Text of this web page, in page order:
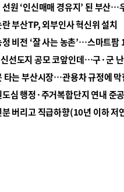
원 ‘인신매매 경유지’ 된 부산…
부산TP, 외부인사 혁신위 설치
는 부산시장…관용차 규정에 막
심 행정·주거복합단지 연내 준